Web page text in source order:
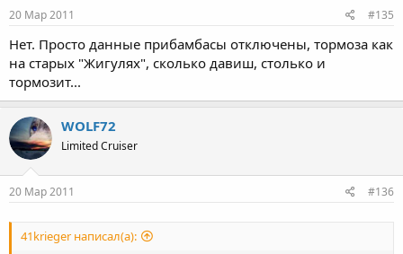
20 Мар 2011 #135
Нет. Просто данные прибамбасы отключены, тормоза как
на старых "Жигулях", сколько давиш, столько и
тормозит...
WOLF72
Limited Cruiser
20 Мар 2011 #136
41krieger написал(а):